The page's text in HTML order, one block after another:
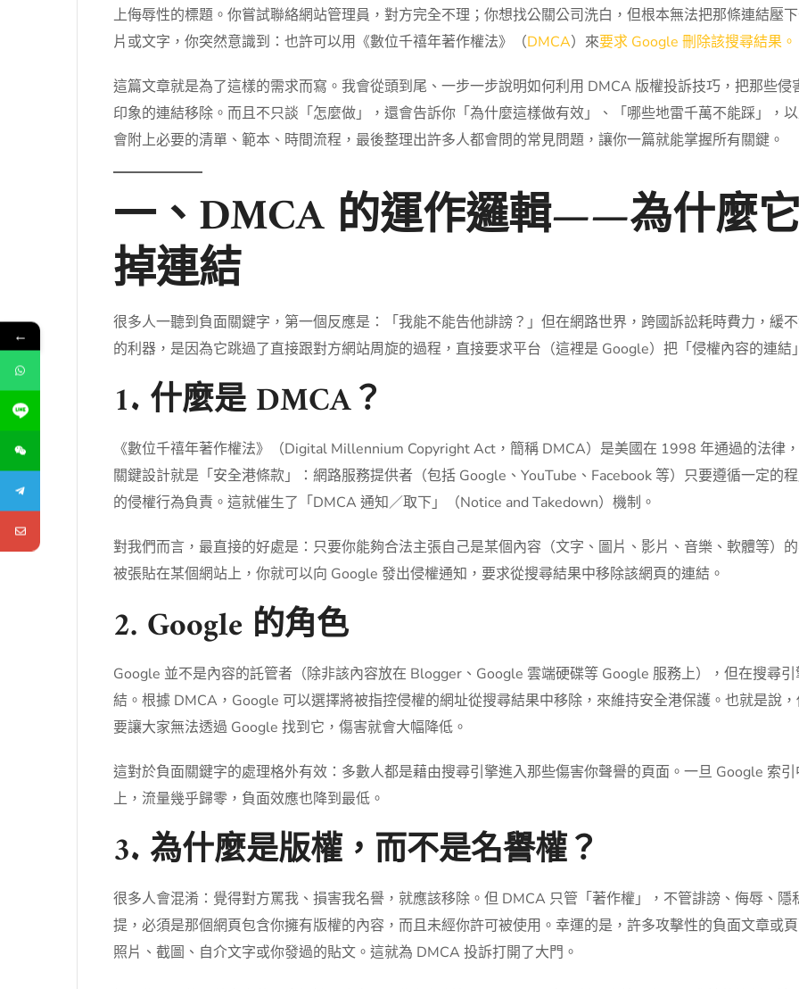
上侮辱性的標題。你嘗試聯絡網站管理員，對方完全不理；你想找公關公司洗白，但根本無法把那條連結壓
片或文字，你突然意識到：也許可以用《數位千禧年著作權法》（DMCA）來要求 Google 刪除該搜尋結果。
這篇文章就是為了這樣的需求而寫。我會從頭到尾、一步一步說明如何利用 DMCA 版權投訴技巧，把那些
印象的連結移除。而且不只談「怎麼做」，還會告訴你「為什麼這樣做有效」、「哪些地雷千萬不能踩」，
會附上必要的清單、範本、時間流程，最後整理出許多人都會問的常見問題，讓你一篇就能掌握所有關鍵。
一、DMCA 的運作邏輯——為什麼
掉連結
很多人一聽到負面關鍵字，第一個反應是：「我能不能告他誹謗？」但在網路世界，跨國訴訟耗時費力，緩
的利器，是因為它跳過了直接跟對方網站周旋的過程，直接要求平台（這裡是 Google）把「侵權內容的連結
1. 什麼是 DMCA？
《數位千禧年著作權法》（Digital Millennium Copyright Act，簡稱 DMCA）是美國在 1998 年通過的法律
關鍵設計就是「安全港條款」：網路服務提供者（包括 Google、YouTube、Facebook 等）只要遵循一定的
的侵權行為負責。這就催生了「DMCA 通知／取下」（Notice and Takedown）機制。
對我們而言，最直接的好處是：只要你能夠合法主張自己是某個內容（文字、圖片、影片、音樂、軟體等）
被張貼在某個網站上，你就可以向 Google 發出侵權通知，要求從搜尋結果中移除該網頁的連結。
2. Google 的角色
Google 並不是內容的託管者（除非該內容放在 Blogger、Google 雲端硬碟等 Google 服務上），但在搜尋
結。根據 DMCA，Google 可以選擇將被指控侵權的網址從搜尋結果中移除，來維持安全港保護。也就是說
要讓大家無法透過 Google 找到它，傷害就會大幅降低。
這對於負面關鍵字的處理格外有效：多數人都是藉由搜尋引擎進入那些傷害你聲譽的頁面。一旦 Google 索
上，流量幾乎歸零，負面效應也降到最低。
3. 為什麼是版權，而不是名譽權？
很多人會混淆：覺得對方罵我、損害我名譽，就應該移除。但 DMCA 只管「著作權」，不管誹謗、侮辱、
提，必須是那個網頁包含你擁有版權的內容，而且未經你許可被使用。幸運的是，許多攻擊性的負面文章或
照片、截圖、自介文字或你發過的貼文。這就為 DMCA 投訴打開了大門。
←